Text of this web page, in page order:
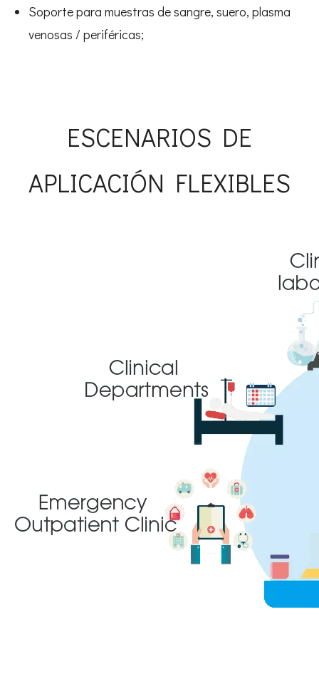
Soporte para muestras de sangre, suero, plasma
venosas / periféricas;
ESCENARIOS DE
APLICACIÓN FLEXIBLES